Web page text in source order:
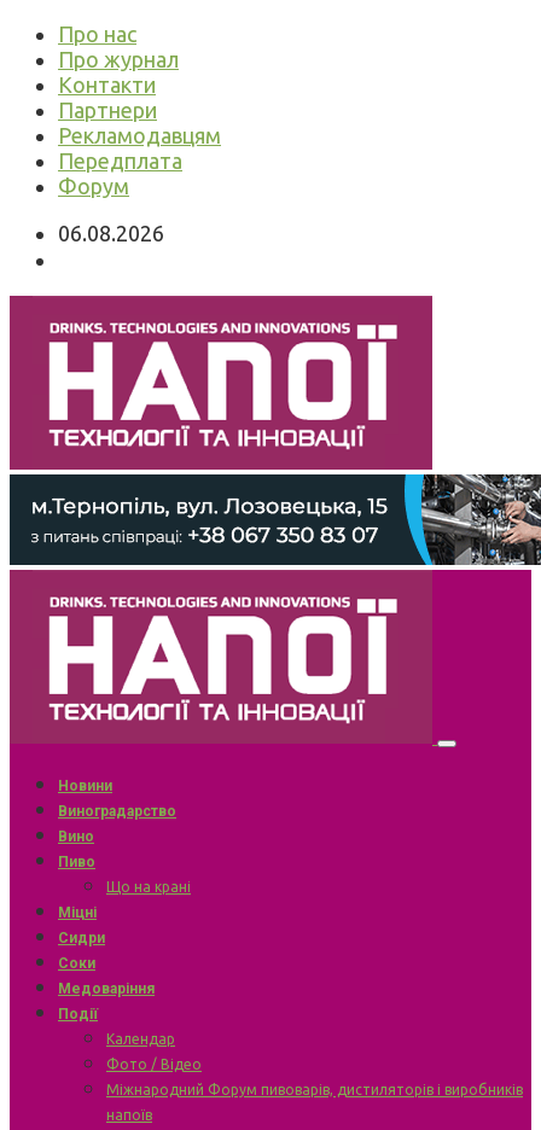
Про нас
Про журнал
Контакти
Партнери
Рекламодавцям
Передплата
Форум
06.08.2026
Новини
Виноградарство
Вино
Пиво
Що на крані
Міцні
Сидри
Соки
Медоваріння
Події
Календар
Фото / Відео
Міжнародний Форум пивоварів, дистиляторів і виробників
напоїв